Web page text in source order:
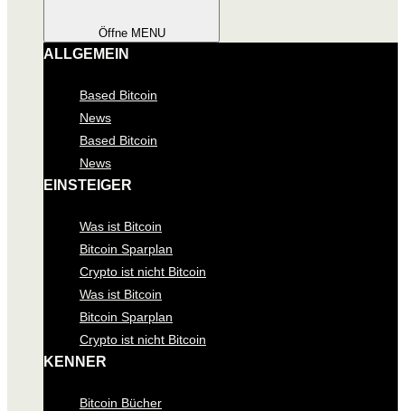
Öffne MENU
ALLGEMEIN
Based Bitcoin
News
Based Bitcoin
News
EINSTEIGER
Was ist Bitcoin
Bitcoin Sparplan
Crypto ist nicht Bitcoin
Was ist Bitcoin
Bitcoin Sparplan
Crypto ist nicht Bitcoin
KENNER
Bitcoin Bücher